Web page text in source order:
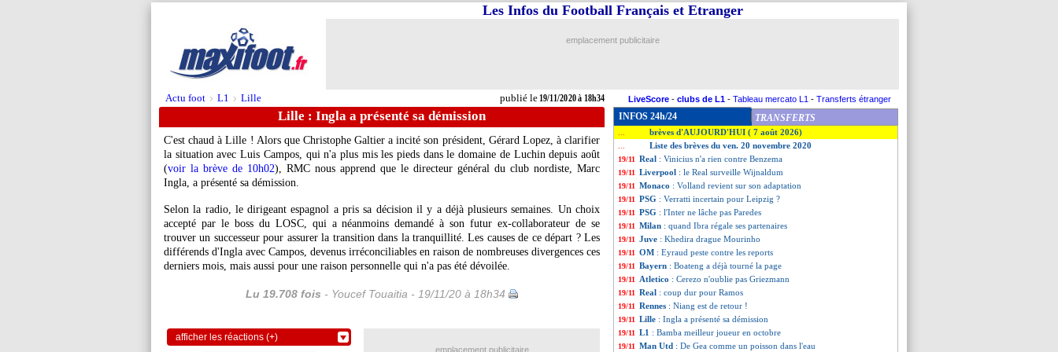
Actu foot > L1 > Lille publié le19/11/2020 à 18h34
Les Infos du Football Français et Etranger
emplacement publicitaire
LiveScore - clubs de L1 - Tableau mercato L1 - Transferts étranger
Lille : Ingla a présenté sa démission
C'est chaud à Lille ! Alors que Christophe Galtier a incité son président, Gérard Lopez, à clarifier
la situation avec Luis Campos, qui n'a plus mis les pieds dans le domaine de Luchin depuis août
(voir la brève de 10h02), RMC nous apprend que le directeur général du club nordiste, Marc
Ingla, a présenté sa démission.
Selon la radio, le dirigeant espagnol a pris sa décision il y a déjà plusieurs semaines. Un choix
accepté par le boss du LOSC, qui a néanmoins demandé à son futur ex-collaborateur de se
trouver un successeur pour assurer la transition dans la tranquillité. Les causes de ce départ ? Les
différends d'Ingla avec Campos, devenus irréconciliables en raison de nombreuses divergences ces
derniers mois, mais aussi pour une raison personnelle qui n'a pas été dévoilée.
Lu 19.708 fois - Youcef Touaitia - 19/11/20 à 18h34
afficher les réactions (+)
INFOS 24h/24 TRANSFERTS
brèves d'AUJOURD'HUI ( 7 août 2026)
Liste des brèves du ven. 20 novembre 2020
19/11 Real : Vinicius n'a rien contre Benzema
19/11 Liverpool : le Real surveille Wijnaldum
19/11 Monaco : Volland revient sur son adaptation
19/11 PSG : Verratti incertain pour Leipzig ?
19/11 PSG : l'Inter ne lâche pas Paredes
19/11 Milan : quand Ibra régale ses partenaires
19/11 Juve : Khedira drague Mourinho
19/11 OM : Eyraud peste contre les reports
19/11 Bayern : Boateng a déjà tourné la page
19/11 Atletico : Cerezo n'oublie pas Griezmann
19/11 Real : coup dur pour Ramos
19/11 Rennes : Niang est de retour !
19/11 Lille : Ingla a présenté sa démission
19/11 L1 : Bamba meilleur joueur en octobre
19/11 Man Utd : De Gea comme un poisson dans l'eau
emplacement publicitaire